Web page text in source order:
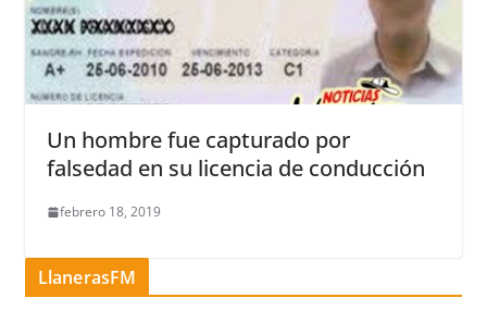
Un hombre fue capturado por
falsedad en su licencia de conducción
febrero 18, 2019
LlanerasFM